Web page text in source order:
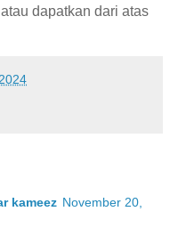
dapatkan dari atas
kameez November 20,